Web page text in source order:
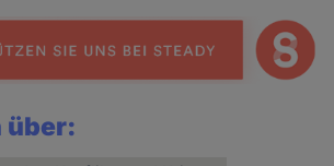
über: